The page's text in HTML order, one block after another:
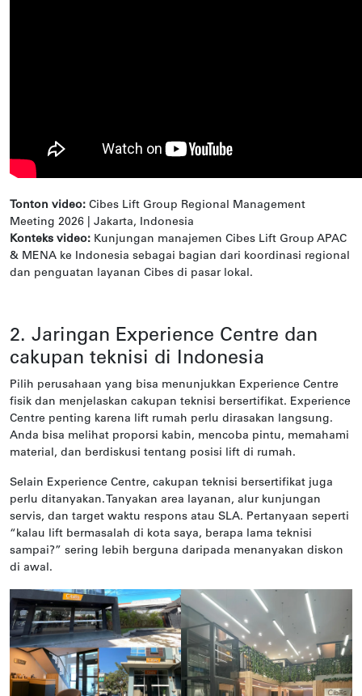
Tonton video: Cibes Lift Group Regional Management
Meeting 2026 | Jakarta, Indonesia
Konteks video: Kunjungan manajemen Cibes Lift Group APAC
& MENA ke Indonesia sebagai bagian dari koordinasi regional
dan penguatan layanan Cibes di pasar lokal.
2. Jaringan Experience Centre dan
cakupan teknisi di Indonesia
Pilih perusahaan yang bisa menunjukkan Experience Centre
fisik dan menjelaskan cakupan teknisi bersertifikat. Experience
Centre penting karena lift rumah perlu dirasakan langsung.
Anda bisa melihat proporsi kabin, mencoba pintu, memahami
material, dan berdiskusi tentang posisi lift di rumah.
Selain Experience Centre, cakupan teknisi bersertifikat juga
perlu ditanyakan. Tanyakan area layanan, alur kunjungan
servis, dan target waktu respons atau SLA. Pertanyaan seperti
“kalau lift bermasalah di kota saya, berapa lama teknisi
sampai?” sering lebih berguna daripada menanyakan diskon
di awal.